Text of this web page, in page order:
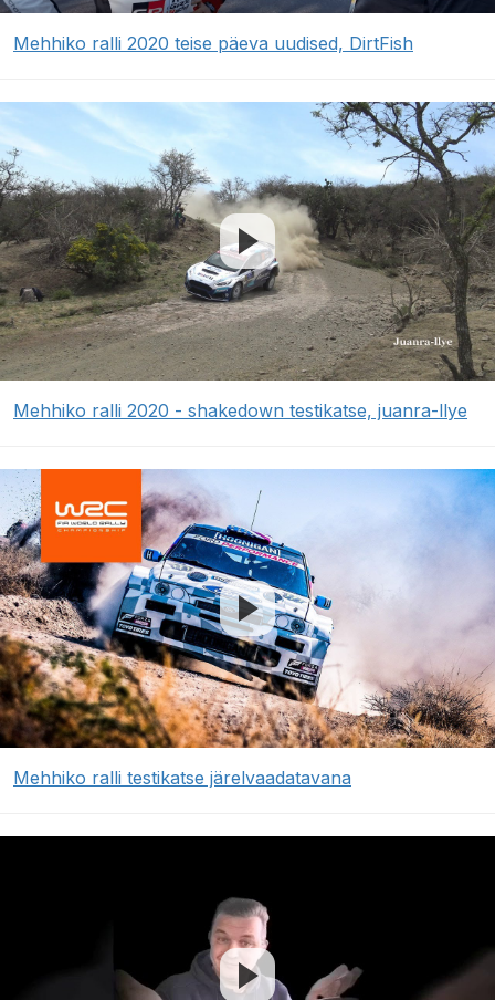
Mehhiko ralli 2020 teise päeva uudised, DirtFish
Mehhiko ralli 2020 - shakedown testikatse, juanra-llye
Mehhiko ralli testikatse järelvaadatavana